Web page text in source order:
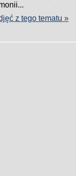
z tego tematu »